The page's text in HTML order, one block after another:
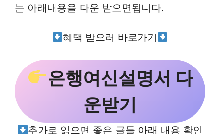
는 아래내용을 다운 받으면됩니다.
혜택 받으러 바로가기
은행여신설명서 다
운받기
추가로 읽으면 좋은 글들 아래 내용 확인